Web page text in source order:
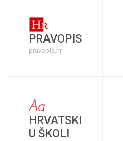
PRAVOPIS
pravopis.hr
HRVATSKI
U ŠKOLI